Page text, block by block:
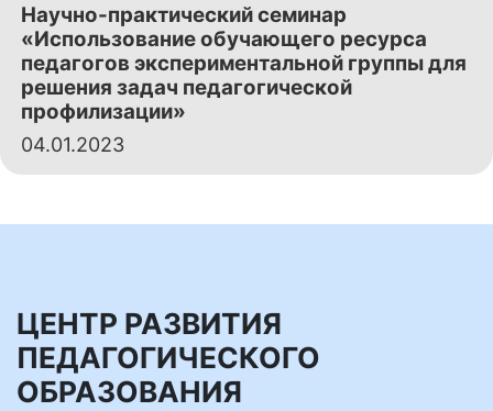
Научно-практический семинар
«Использование обучающего ресурса
педагогов экспериментальной группы для
решения задач педагогической
профилизации»
04.01.2023
ЦЕНТР РАЗВИТИЯ
ПЕДАГОГИЧЕСКОГО
ОБРАЗОВАНИЯ